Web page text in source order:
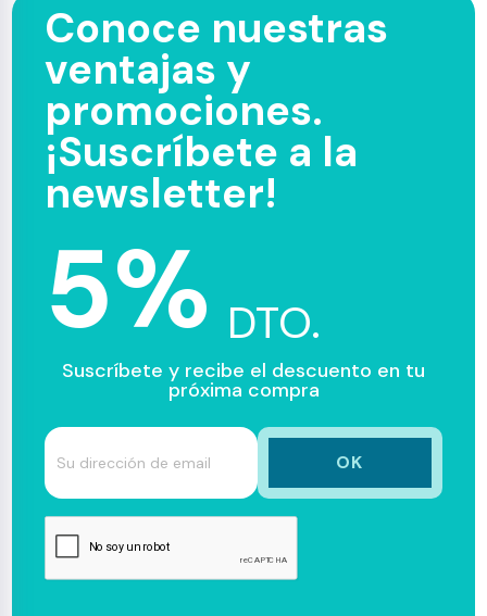
Conoce nuestras
ventajas y
promociones.
¡Suscríbete a la
newsletter!
5% DTO.
Suscríbete y recibe el descuento en tu
próxima compra